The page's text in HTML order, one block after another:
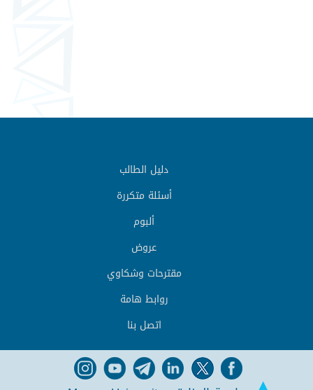
دليل الطالب
أسئلة متكررة
ألبوم
عروض
مقترحات وشكاوي
روابط هامة
اتصل بنا